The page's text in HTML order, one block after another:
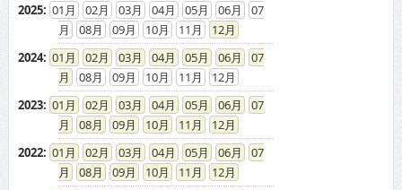
2025: 01 02 03 04 05 06
07
08
09 10 11
12
2024: 01 02 03 04 05 06
07
08
09 10 11
12
2023: 01 02 03 04 05 06
07
08
09 10 11
12
2022: 01 02 03 04 05 06
07
08
09 10 11
12